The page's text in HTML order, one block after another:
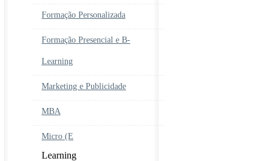
Formação Personalizada
Formação Presencial e B-
Learning
Marketing e Publicidade
MBA
Micro (E
Learning